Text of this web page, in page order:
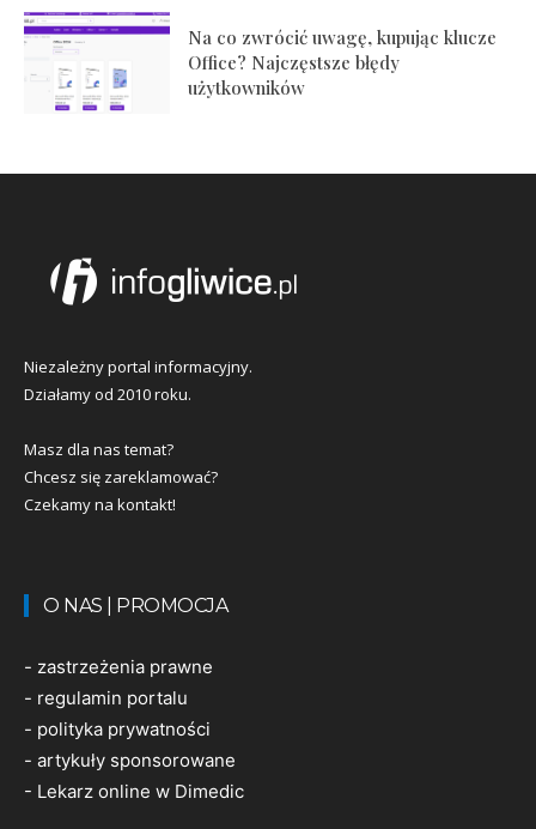
Na co zwrócić uwagę, kupując klucze
Office? Najczęstsze błędy
użytkowników
Niezależny portal informacyjny.
Działamy od 2010 roku.
Masz dla nas temat?
Chcesz się zareklamować?
Czekamy na kontakt!
O NAS | PROMOCJA
- zastrzeżenia prawne
- regulamin portalu
- polityka prywatności
- artykuły sponsorowane
- Lekarz online w Dimedic